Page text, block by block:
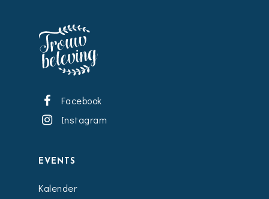
Facebook
Instagram
EVENTS
Kalender